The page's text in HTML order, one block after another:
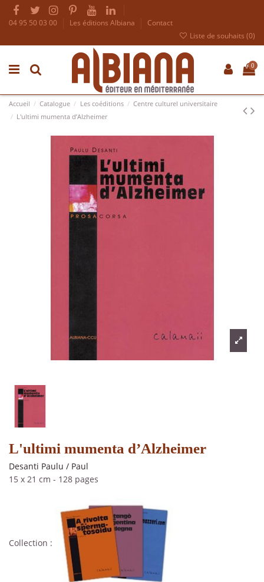
04 95 50 03 00 Les éditions Albiana
Contact
Liste de souhaits (0)
0
Accueil Catalogue Les coéditions
Centre culturel universitaire
L'ultimi mumenta d’Alzheimer
L'ultimi mumenta d’Alzheimer
Desanti Paulu / Paul
15 x 21 cm - 128 pages
Collection :